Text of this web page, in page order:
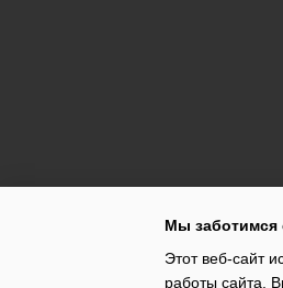
Мы заботимся
Этот веб-сайт
работы сайта.